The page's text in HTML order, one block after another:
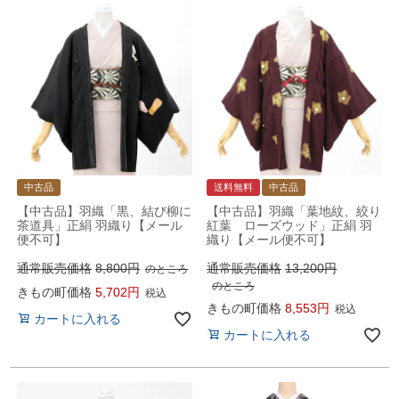
中古品
【中古品】羽織「黒、結び柳に
茶道具」正絹 羽織り【メール
便不可】
通常販売価格 8,800 のところ
きもの町価格 5,702 税込
カートに入れる
送料無料 中古品
【中古品】羽織「葉地紋、絞り
紅葉 ローズウッド」正絹 羽
織り【メール便不可】
通常販売価格 13,200
のところ
きもの町価格 8,553 税込
カートに入れる